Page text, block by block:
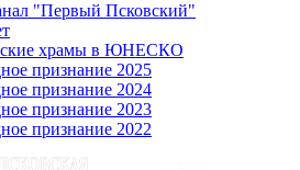
"Первый Псковский"
храмы в ЮНЕСКО
признание 2025
признание 2024
признание 2023
признание 2022